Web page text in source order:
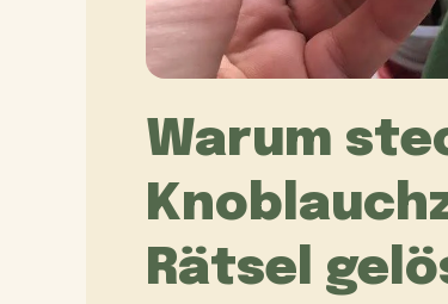
Warum
Rätsel